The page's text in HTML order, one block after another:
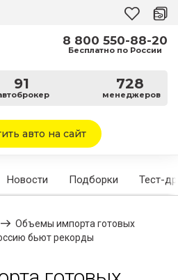
91 728
менеджеров
8 800 550-88-20
Бесплатно по России
авто на сайт
Новости Подборки Тест-
Объемы импорта готовых
бьют рекорды